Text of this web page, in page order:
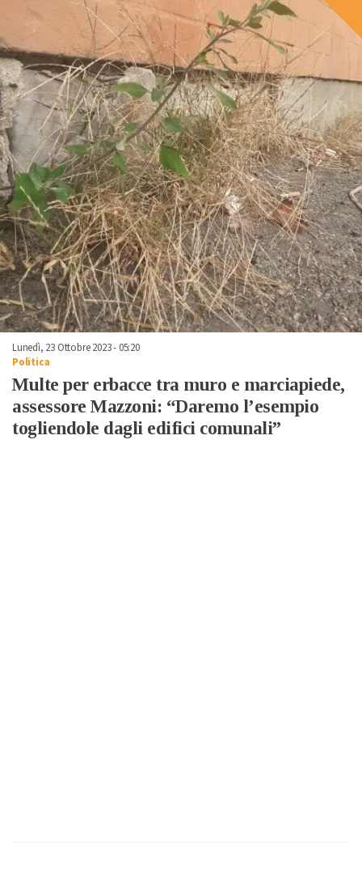
Lunedì, 23 Ottobre 2023 - 05:20
Politica
Multe per erbacce tra muro e marciapiede,
assessore Mazzoni: “Daremo l’esempio
togliendole dagli edifici comunali”